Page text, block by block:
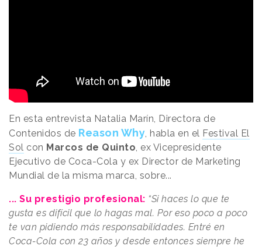
En esta entrevista Natalia Marín, Directora de
Contenidos de Reason Why, habla en el Festival El
Sol con Marcos de Quinto, ex Vicepresidente
Ejecutivo de Coca-Cola y ex Director de Marketing
Mundial de la misma marca, sobre...
... Su prestigio profesional: “Si haces lo que te
gusta es difícil que lo hagas mal. Por eso poco a poco
te van pidiendo más responsabilidades. Entré en
Coca-Cola con 23 años y desde entonces siempre he